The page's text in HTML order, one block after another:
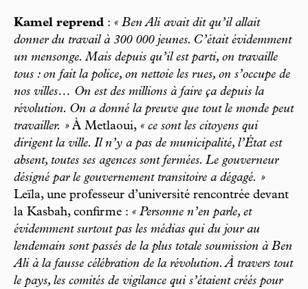
Kamel reprend : « Ben Ali avait dit qu’il allait
donner du travail à 300 000 jeunes. C’était évidemment
un mensonge. Mais depuis qu’il est parti, on travaille
tous : on fait la police, on nettoie les rues, on s’occupe de
nos villes… On est des millions à faire ça depuis la
révolution. On a donné la preuve que tout le monde peut
travailler. » À Metlaoui, « ce sont les citoyens qui
dirigent la ville. Il n’y a pas de municipalité, l’État est
absent, toutes ses agences sont fermées. Le gouverneur
désigné par le gouvernement transitoire a dégagé. »
Leïla, une professeur d’université rencontrée devant
la Kasbah, confirme : « Personne n’en parle, et
évidemment surtout pas les médias qui du jour au
lendemain sont passés de la plus totale soumission à Ben
Ali à la fausse célébration de la révolution. À travers tout
le pays, les comités de vigilance qui s’étaient créés pour